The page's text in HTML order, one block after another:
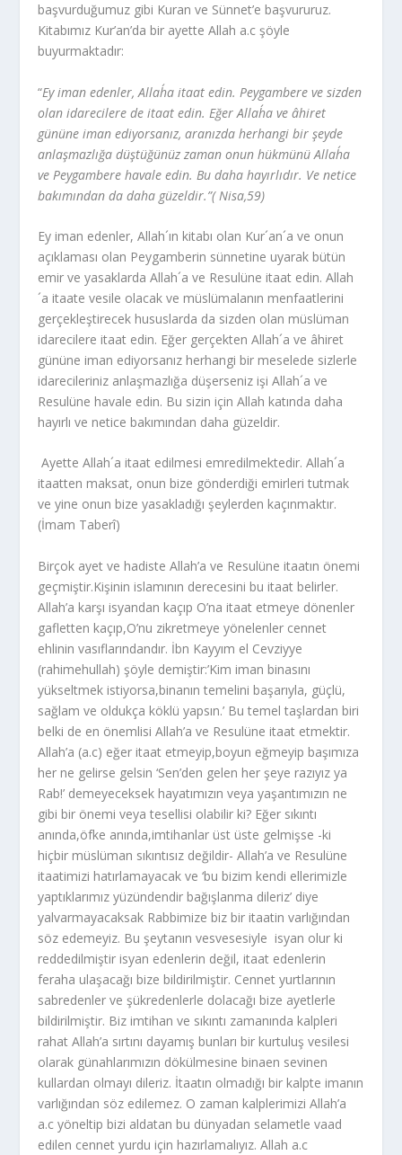
başvurduğumuz gibi Kuran ve Sünnet’e başvururuz.
Kitabımız Kur’an’da bir ayette Allah a.c şöyle
buyurmaktadır:
“Ey iman edenler, Allah´a itaat edin. Peygambere ve sizden
olan idarecilere de itaat edin. Eğer Allah´a ve âhiret
gününe iman ediyorsanız, aranızda herhangi bir şeyde
anlaşmazlığa düştüğünüz zaman onun hük­münü Allah´a
ve Peygambere havale edin. Bu daha hayırlıdır. Ve netice
bakımından da daha güzeldir.”( Nisa,59)
Ey iman edenler, Allah´ın kitabı olan Kur´an´a ve onun
açıklaması olan Peygamberin sünnetine uyarak bütün
emir ve yasaklarda Allah´a ve Resulüne itaat edin. Allah
´a itaate vesile olacak ve müslümalanın menfaatlerini
gerçekleşti­recek hususlarda da sizden olan müslüman
idarecilere itaat edin. Eğer gerçekten Allah´a ve âhiret
gününe iman ediyorsanız herhangi bir meselede sizlerle
idare­cileriniz anlaşmazlığa düşerseniz işi Allah´a ve
Resulüne havale edin. Bu sizin için Allah katında daha
hayırlı ve netice bakımından daha güzeldir.
Ayette Allah´a itaat edilmesi emredilmektedir. Allah´a
itaatten maksat, onun bize gönderdiği emirleri tutmak
ve yine onun bize yasakladığı şeylerden kaçınmaktır.
(İmam Taberî)
Birçok ayet ve hadiste Allah’a ve Resulüne itaatın önemi
geçmiştir.Kişinin islamının derecesini bu itaat belirler.
Allah’a karşı isyandan kaçıp O’na itaat etmeye dönenler
gafletten kaçıp,O’nu zikretmeye yönelenler cennet
ehlinin vasıflarındandır. İbn Kayyım el Cevziyye
(rahimehullah) şöyle demiştir:’Kim iman binasını
yükseltmek istiyorsa,binanın temelini başarıyla, güçlü,
sağlam ve oldukça köklü yapsın.’ Bu temel taşlardan biri
belki de en önemlisi Allah’a ve Resulüne itaat etmektir.
Allah’a (a.c) eğer itaat etmeyip,boyun eğmeyip başımıza
her ne gelirse gelsin ‘Sen’den gelen her şeye razıyız ya
Rab!’ demeyeceksek hayatımızın veya yaşantımızın ne
gibi bir önemi veya tesellisi olabilir ki? Eğer sıkıntı
anında,öfke anında,imtihanlar üst üste gelmişse -ki
hiçbir müslüman sıkıntısız değildir- Allah’a ve Resulüne
itaatimizi hatırlamayacak ve ‘bu bizim kendi ellerimizle
yaptıklarımız yüzündendir bağışlanma dileriz’ diye
yalvarmayacaksak Rabbimize biz bir itaatin varlığından
söz edemeyiz. Bu şeytanın vesvesesiyle isyan olur ki
reddedilmiştir isyan edenlerin değil, itaat edenlerin
feraha ulaşacağı bize bildirilmiştir. Cennet yurtlarının
sabredenler ve şükredenlerle dolacağı bize ayetlerle
bildirilmiştir. Biz imtihan ve sıkıntı zamanında kalpleri
rahat Allah’a sırtını dayamış bunları bir kurtuluş vesilesi
olarak günahlarımızın dökülmesine binaen sevinen
kullardan olmayı dileriz. İtaatın olmadığı bir kalpte imanın
varlığından söz edilemez. O zaman kalplerimizi Allah’a
a.c yöneltip bizi aldatan bu dünyadan selametle vaad
edilen cennet yurdu için hazırlamalıyız. Allah a.c